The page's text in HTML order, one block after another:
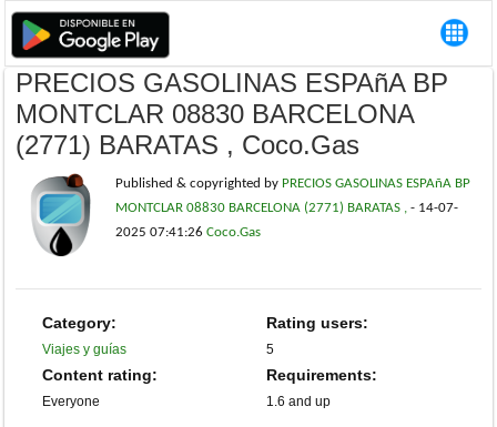
PRECIOS GASOLINAS ESPAñA BP
MONTCLAR 08830 BARCELONA
(2771) BARATAS , Coco.Gas
Published & copyrighted by PRECIOS GASOLINAS ESPAñA BP
MONTCLAR 08830 BARCELONA (2771) BARATAS ,- 14-07-
2025 07:41:26 Coco.Gas
Category:
Viajes y guías
Rating users:
5
Content rating:
Everyone
Requirements:
1.6 and up